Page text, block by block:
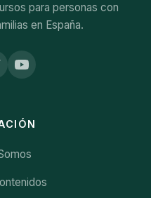
para personas con
en España.